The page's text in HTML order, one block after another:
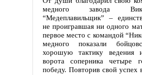
медного завода
“Медеплавильщик” –
не проигравшая ни одного
первое место с командой
медного показали
хорошую тактику ведения
ворота соперника четыре
победу. Повторив свой успех